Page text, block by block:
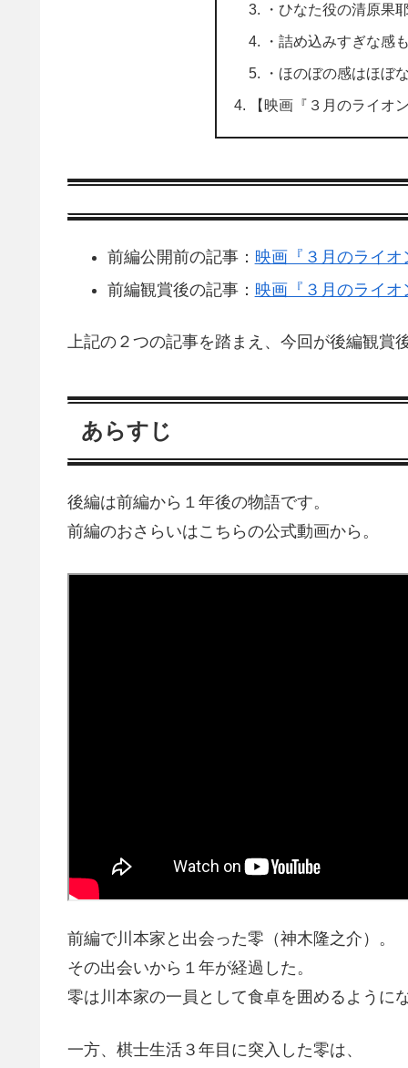
・ひなた役の清原果
・詰め込みすぎな感も
・ほのぼの感はほぼ
【映画『３月のライオ
前編公開前の記事： 映画『３月のライ
前編観賞後の記事： 映画『３月のライ
上記の２つの記事を踏まえ、今回が後編観賞
あらすじ
後編は前編から１年後の物語です。
前編のおさらいはこちらの公式動画から。
前編で川本家と出会った零（神木隆之介）。
その出会いから１年が経過した。
零は川本家の一員として食卓を囲めるように
一方、棋士生活３年目に突入した零は、